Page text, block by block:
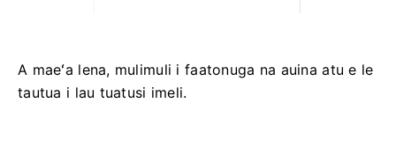
A maeʻa lena, mulimuli i faatonuga na auina atu e le
tautua i lau tuatusi imeli.